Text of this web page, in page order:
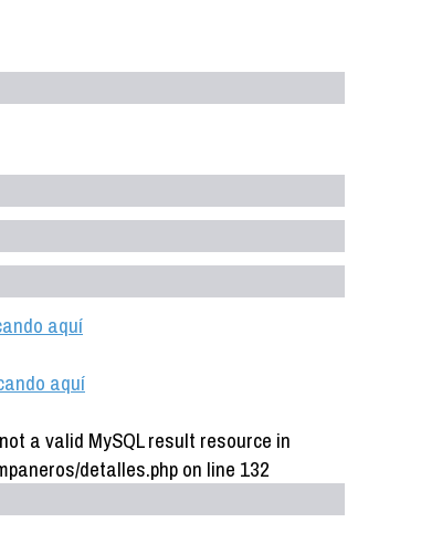
aquí
aquí
a valid MySQL result resource in
detalles.php on line 132